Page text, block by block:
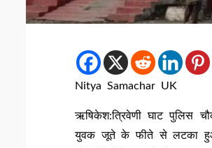
Nitya Samachar UK
ऋषिकेश:त्रिवेणी घाट पुलिस
युवक जूते के फीते से लटका हुआ